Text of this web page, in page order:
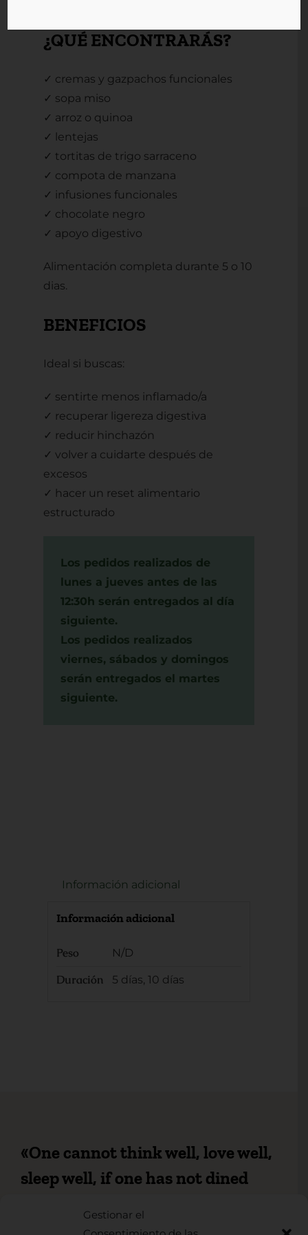
Gestionar el
¿QUÉ ENCONTRARÁS?
✓ cremas y gazpachos funcionales
✓ sopa miso
✓ arroz o quinoa
✓ lentejas
✓ tortitas de trigo sarraceno
✓ compota de manzana
✓ infusiones funcionales
✓ chocolate negro
✓ apoyo digestivo
Alimentación completa durante 5 o 10
dias.
BENEFICIOS
Ideal si buscas:
✓ sentirte menos inflamado/a
✓ recuperar ligereza digestiva
✓ reducir hinchazón
✓ volver a cuidarte después de
excesos
✓ hacer un reset alimentario
estructurado
Los pedidos realizados de
lunes a jueves antes de las
12:30h serán entregados al día
siguiente.
Los pedidos realizados
viernes, sábados y domingos
serán entregados el martes
siguiente.
Información adicional
Información adicional
Peso N/D
Duración 5 días, 10 días
«One cannot think well, love well,
sleep well, if one has not dined
Virginia Woolf